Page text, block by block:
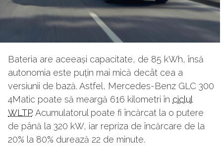
Bateria are aceeași capacitate, de 85 kWh, însă
autonomia este puțin mai mică decât cea a
versiunii de bază. Astfel, Mercedes-Benz GLC 300
4Matic poate să meargă 616 kilometri în ciclul
WLTP. Acumulatorul poate fi încărcat la o putere
de până la 320 kW, iar repriza de încărcare de la
20% la 80% durează 22 de minute.